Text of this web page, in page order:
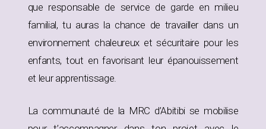
que responsable de service de garde en milieu
familial, tu auras la chance de travailler dans un
environnement chaleureux et sécuritaire pour les
enfants, tout en favorisant leur épanouissement
et leur apprentissage.
La communauté de la MRC d’Abitibi se mobilise